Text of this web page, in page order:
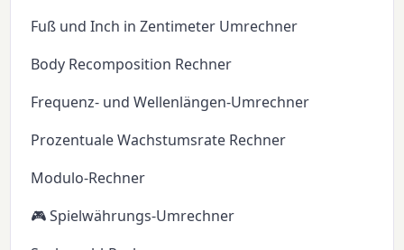
Fuß und Inch in Zentimeter Umrechner
Body Recomposition Rechner
Frequenz- und Wellenlängen-Umrechner
Prozentuale Wachstumsrate Rechner
Modulo-Rechner
🎮 Spielwährungs-Umrechner